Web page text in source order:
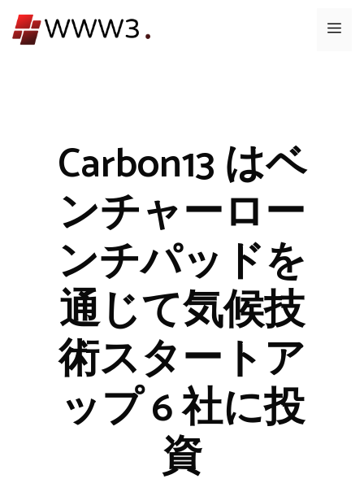
ン
メ
Carbon13 はベ
ンチャーロー
ンチパッドを
通じて気候技
術スタートア
ップ 6 社に投
資